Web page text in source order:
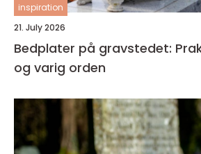
inspiration
21. July 2026
Bedplater på gravstedet:
og varig orden